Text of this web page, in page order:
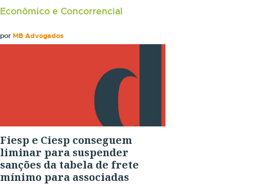
Econômico e Concorrencial
por MB Advogados
Fiesp e Ciesp conseguem
liminar para suspender
sanções da tabela de frete
mínimo para associadas